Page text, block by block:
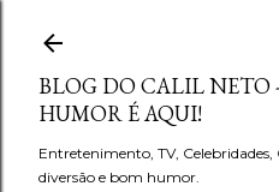
Pular para o
BLOG DO CALIL NETO
HUMOR É AQUI!
Entretenimento, TV, Celebridades,
diversão e bom humor.